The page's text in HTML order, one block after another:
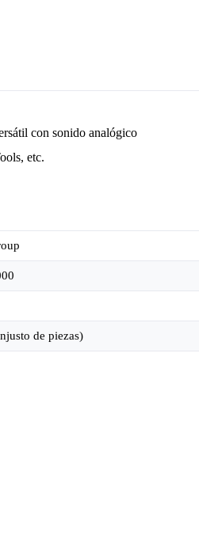
con sonido analógico
etc.
de piezas)